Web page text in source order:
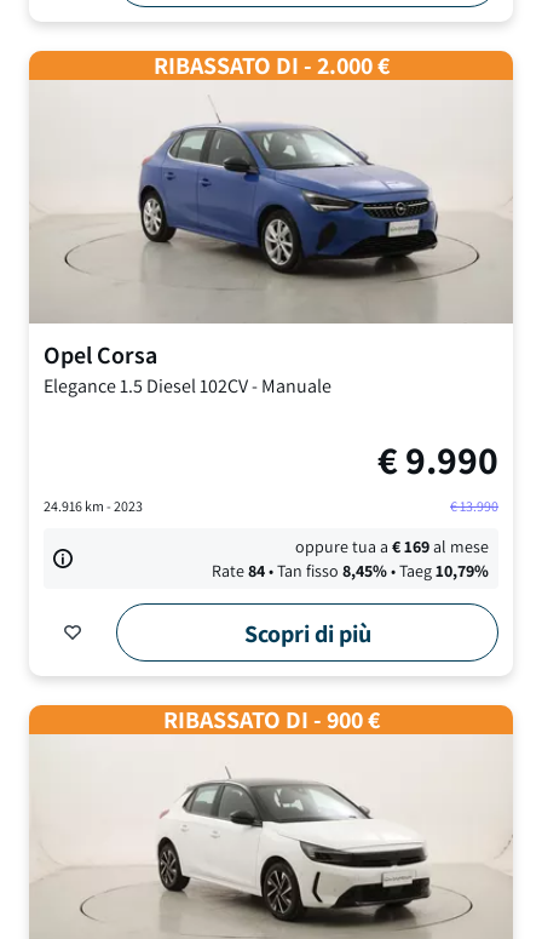
RIBASSATO DI - 2.000 €
OpelCorsa
Elegance1.5 Diesel 102CV-Manuale
€9.990
24.916km - 2023 €13.990
oppure tua a€169al mese
Rate84• Tan fisso 8,45%• Taeg10,79%
Scopri di più
RIBASSATO DI - 900 €